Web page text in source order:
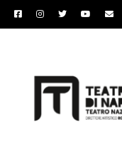
Salta
al